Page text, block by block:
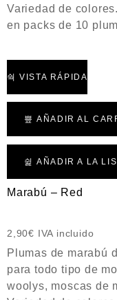
Variedad de
en packs de 10
VISTA RÁPIDA
AÑADIR AL
AÑADIR A LA
Marabú – Red
2,90€ IVA incluido
Plumas de marabú
para todo tipo de
woolys, moscas de